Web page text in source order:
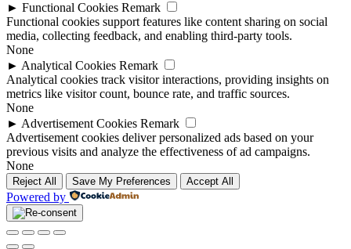
► Functional Cookies Remark
Functional cookies support features like content sharing on social
media, collecting feedback, and enabling third-party tools.
None
► Analytical Cookies Remark
Analytical cookies track visitor interactions, providing insights on
metrics like visitor count, bounce rate, and traffic sources.
None
► Advertisement Cookies Remark
Advertisement cookies deliver personalized ads based on your
previous visits and analyze the effectiveness of ad campaigns.
None
Reject All Save My Preferences Accept All
Powered by